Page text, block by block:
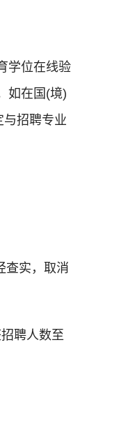
学位在线验
如在国(境)
招聘专业
查实，取消
聘人数至